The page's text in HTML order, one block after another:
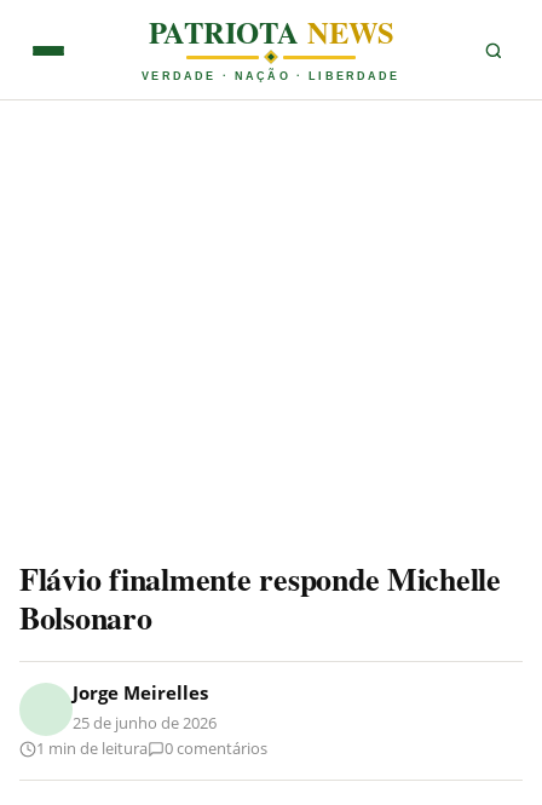
PATRIOTANEWS
VERDADE · NAÇÃO · LIBERDADE
Flávio finalmente responde Michelle
Bolsonaro
Jorge Meirelles
25 de junho de 2026
1 min de leitura
0 comentários